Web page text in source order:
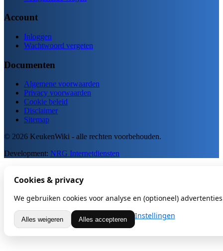
Account
Inloggen
Wachtwoord vergeten
Documenten
Algemene voorwaarden
Privacy voorwaarden
Cookie beleid
Disclaimer
Sitemap
© 2026 KeukenWiki - alle rechten voorbehouden.
Development: NRG Internetdiensten
Cookies & privacy
We gebruiken cookies voor analyse en (optioneel)
Alles weigeren Alles accepteren Instellingen